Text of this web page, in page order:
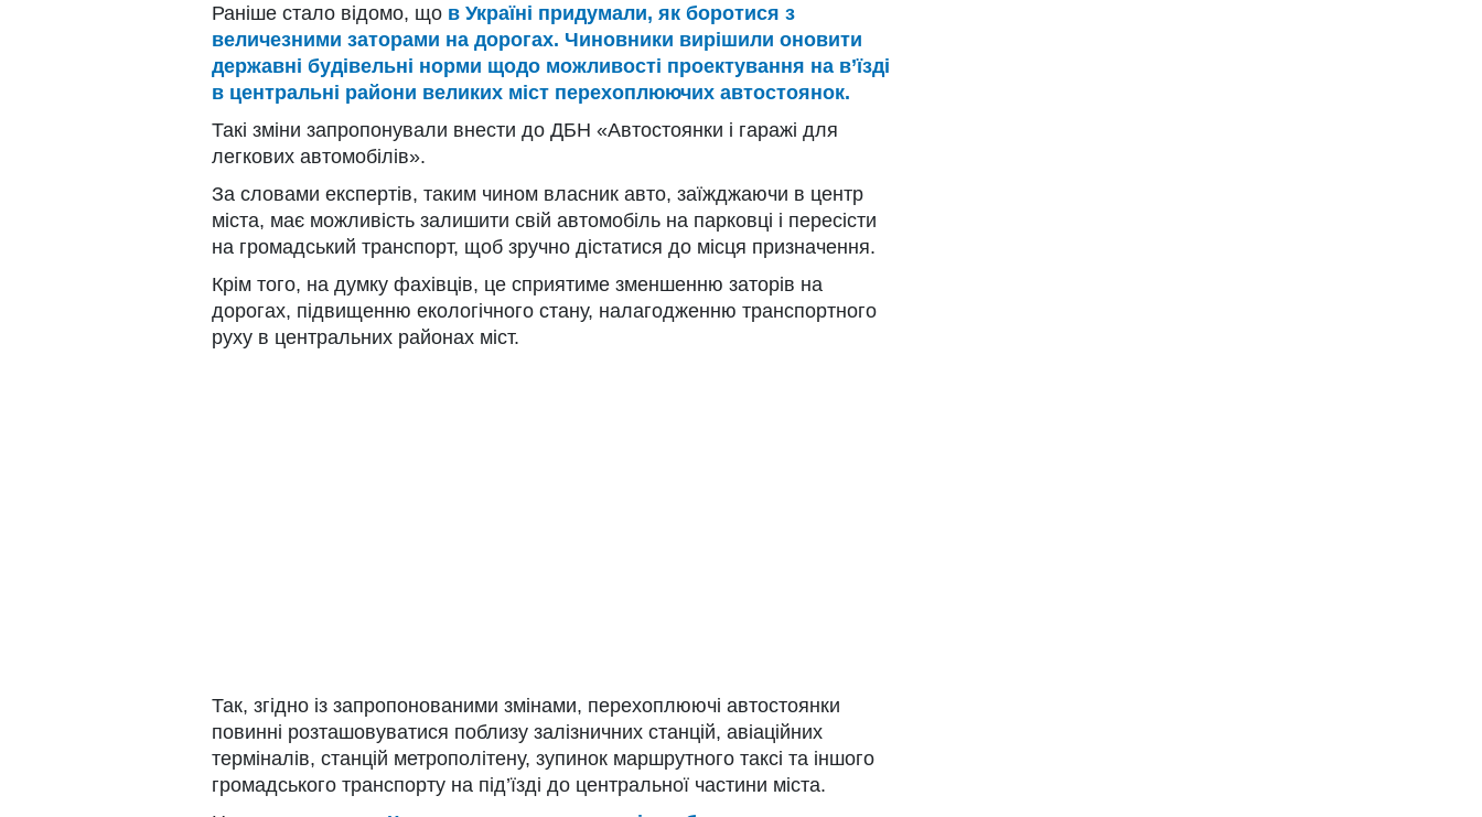
Раніше стало відомо, що в Україні придумали, як боротися з
величезними заторами на дорогах. Чиновники вирішили оновити
державні будівельні норми щодо можливості проектування на в’їзді
в центральні райони великих міст перехоплюючих автостоянок.
Такі зміни запропонували внести до ДБН «Автостоянки і гаражі для
легкових автомобілів».
За словами експертів, таким чином власник авто, заїжджаючи в центр
міста, має можливість залишити свій автомобіль на парковці і пересісти
на громадський транспорт, щоб зручно дістатися до місця призначення.
Крім того, на думку фахівців, це сприятиме зменшенню заторів на
дорогах, підвищенню екологічного стану, налагодженню транспортного
руху в центральних районах міст.
Так, згідно із запропонованими змінами, перехоплюючі автостоянки
повинні розташовуватися поблизу залізничних станцій, авіаційних
терміналів, станцій метрополітену, зупинок маршрутного таксі та іншого
громадського транспорту на під’їзді до центральної частини міста.